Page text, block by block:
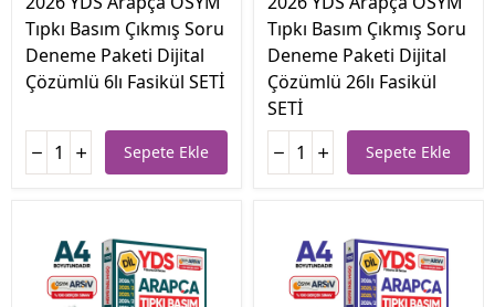
Tıpkı Basım Çıkmış Soru
Deneme Paketi Dijital
Çözümlü 6lı Fasikül SETİ
Sepete Ekle
Tıpkı Basım Çıkmış Soru
Deneme Paketi Dijital
Çözümlü 26lı Fasikül
SETİ
Sepete Ekle